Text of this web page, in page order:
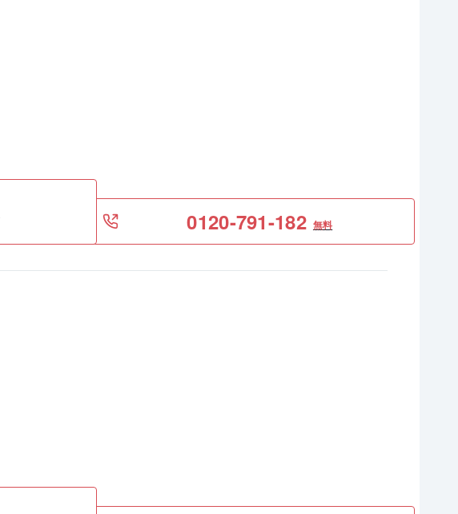
0120-791-182 無料